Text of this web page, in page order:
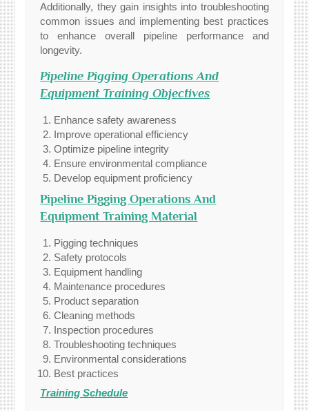
Additionally, they gain insights into troubleshooting
common issues and implementing best practices
to enhance overall pipeline performance and
longevity.
Pipeline Pigging Operations And
Equipment Training Objectives
Enhance safety awareness
Improve operational efficiency
Optimize pipeline integrity
Ensure environmental compliance
Develop equipment proficiency
Pipeline Pigging Operations And
Equipment Training Material
Pigging techniques
Safety protocols
Equipment handling
Maintenance procedures
Product separation
Cleaning methods
Inspection procedures
Troubleshooting techniques
Environmental considerations
Best practices
Training Schedule